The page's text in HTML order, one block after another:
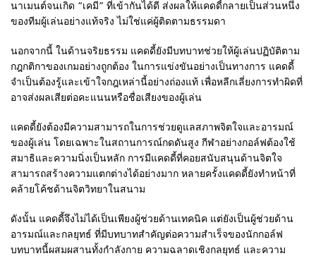
นาเมนต์จนเกิด “เคมี” ที่เข้ากันได้ดี ส่งผลให้แคดดี้กลายเป็นส่วนหนึ่ง
ของทีมผู้เล่นอย่างแท้จริง ไม่ใช่แค่ผู้ติดตามธรรมดา
นอกจากนี้ ในด้านจริยธรรม แคดดี้ยังมีบทบาทช่วยให้ผู้เล่นปฏิบัติตาม
กฎกติกาของเกมอย่างถูกต้อง ในการแข่งขันอย่างเป็นทางการ แคดดี้
จำเป็นต้องรู้และเข้าใจกฎเหล่านี้อย่างถ่องแท้ เพื่อหลีกเลี่ยงการทำผิดที่
อาจส่งผลเสียต่อคะแนนหรือชื่อเสียงของผู้เล่น
แคดดี้ยังต้องมีความสามารถในการช่วยดูแลสภาพจิตใจและอารมณ์
ของผู้เล่น โดยเฉพาะในสถานการณ์กดดันสูง กีฬาอย่างกอล์ฟต้องใช้
สมาธิและความนิ่งเป็นหลัก การมีแคดดี้ที่คอยสนับสนุนด้านจิตใจ
สามารถสร้างความแตกต่างได้อย่างมาก หลายครั้งแคดดี้ยังทำหน้าที่
คล้ายโค้ชด้านจิตวิทยาในสนาม
ดังนั้น แคดดี้จึงไม่ได้เป็นเพียงผู้ช่วยด้านเทคนิค แต่ยังเป็นผู้ช่วยด้าน
อารมณ์และกลยุทธ์ ที่มีบทบาทสำคัญต่อความสำเร็จของนักกอล์ฟ
บทบาทนี้ผสมผสานทั้งกำลังกาย ความฉลาดเชิงกลยุทธ์ และความ